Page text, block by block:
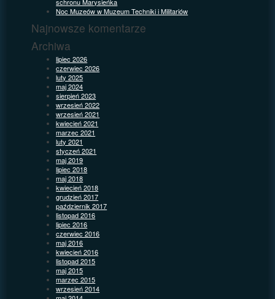
Noc Muzeów w Muzeum Techniki i Militariów
Najnowsze komentarze
Archiwa
lipiec 2026
czerwiec 2026
luty 2025
maj 2024
sierpień 2023
wrzesień 2022
wrzesień 2021
kwiecień 2021
marzec 2021
luty 2021
styczeń 2021
maj 2019
lipiec 2018
maj 2018
kwiecień 2018
grudzień 2017
październik 2017
listopad 2016
lipiec 2016
czerwiec 2016
maj 2016
kwiecień 2016
listopad 2015
maj 2015
marzec 2015
wrzesień 2014